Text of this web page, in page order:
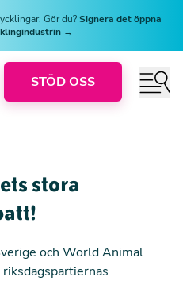
Gör du?Signera det öppna
→
STÖD OSS
stora
och World Animal